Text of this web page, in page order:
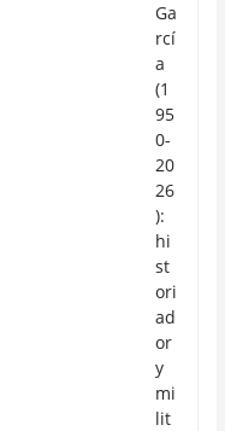
Ga
rcí
a
(1
95
0-
20
26
):
hi
st
ori
ad
or
y
mi
lit